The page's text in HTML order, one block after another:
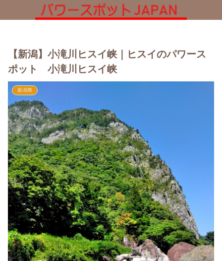
【新潟】小滝川ヒスイ峡｜ヒスイのパワース
ポット 小滝川ヒスイ峡
新潟県